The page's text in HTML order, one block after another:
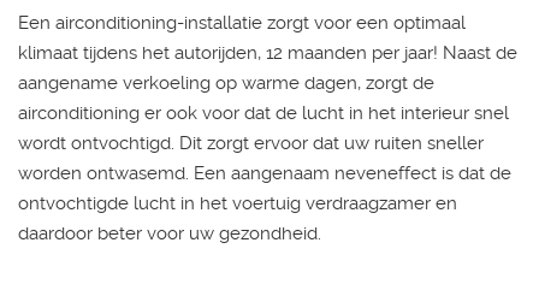
Een airconditioning-installatie zorgt voor een optimaal
klimaat tijdens het autorijden, 12 maanden per jaar! Naast de
aangename verkoeling op warme dagen, zorgt de
airconditioning er ook voor dat de lucht in het interieur snel
wordt ontvochtigd. Dit zorgt ervoor dat uw ruiten sneller
worden ontwasemd. Een aangenaam neveneffect is dat de
ontvochtigde lucht in het voertuig verdraagzamer en
daardoor beter voor uw gezondheid.